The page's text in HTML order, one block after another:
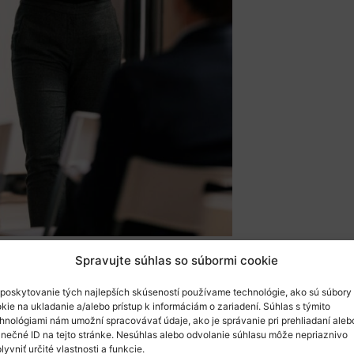
Spravujte súhlas so súbormi cookie
tých najlepších skúseností používame technológie, ako sú súbory
na ukladanie a/alebo prístup k informáciám o zariadení. Súhlas s týmito
nám umožní spracovávať údaje, ako je správanie pri prehliadaní
ID na tejto stránke. Nesúhlas alebo odvolanie súhlasu môže nepriaznivo
určité vlastnosti a funkcie.
projektu MENEAz Chorvátska predstavila
relevantnosť iniciatívy. Horst Schindler z